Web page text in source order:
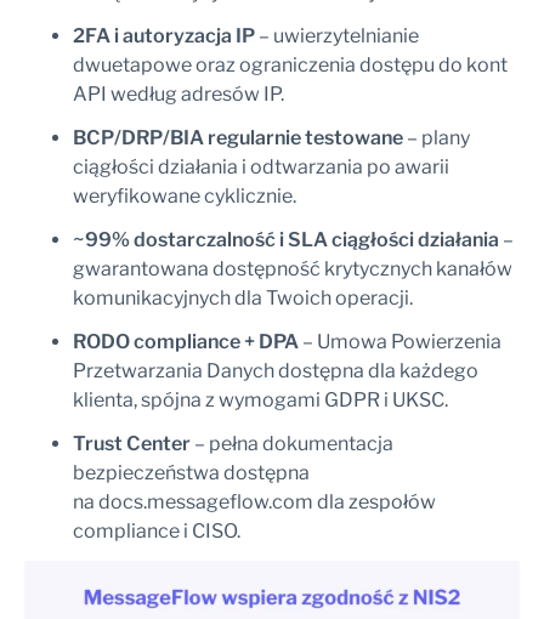
2FA i autoryzacja IP – uwierzytelnianie
dwuetapowe oraz ograniczenia dostępu do kont
API według adresów IP.
BCP/DRP/BIA regularnie testowane – plany
ciągłości działania i odtwarzania po awarii
weryfikowane cyklicznie.
~99% dostarczalność i SLA ciągłości działania –
gwarantowana dostępność krytycznych kanałów
komunikacyjnych dla Twoich operacji.
RODO compliance + DPA – Umowa Powierzenia
Przetwarzania Danych dostępna dla każdego
klienta, spójna z wymogami GDPR i UKSC.
Trust Center – pełna dokumentacja
bezpieczeństwa dostępna
na docs.messageflow.com dla zespołów
compliance i CISO.